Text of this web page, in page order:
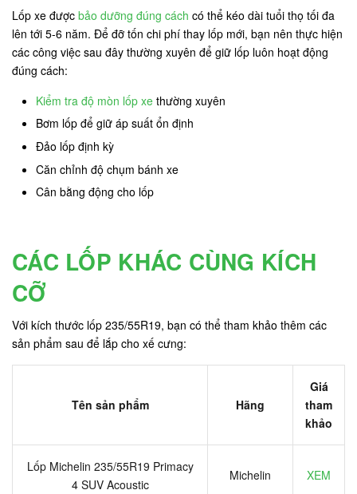
Lốp xe được bảo dưỡng đúng cách có thể kéo dài tuổi thọ tối đa
lên tới 5-6 năm. Để đỡ tốn chi phí thay lốp mới, bạn nên thực hiện
các công việc sau đây thường xuyên để giữ lốp luôn hoạt động
đúng cách:
Kiểm tra độ mòn lốp xe thường xuyên
Bơm lốp để giữ áp suất ổn định
Đảo lốp định kỳ
Căn chỉnh độ chụm bánh xe
Cân bằng động cho lốp
CÁC LỐP KHÁC CÙNG KÍCH
CỠ
Với kích thước lốp 235/55R19, bạn có thể tham khảo thêm các
sản phẩm sau để lắp cho xế cưng:
Tên sản phẩm Hãng
Giá
tham
khảo
Lốp Michelin 235/55R19 Primacy
4 SUV Acoustic
Michelin XEM